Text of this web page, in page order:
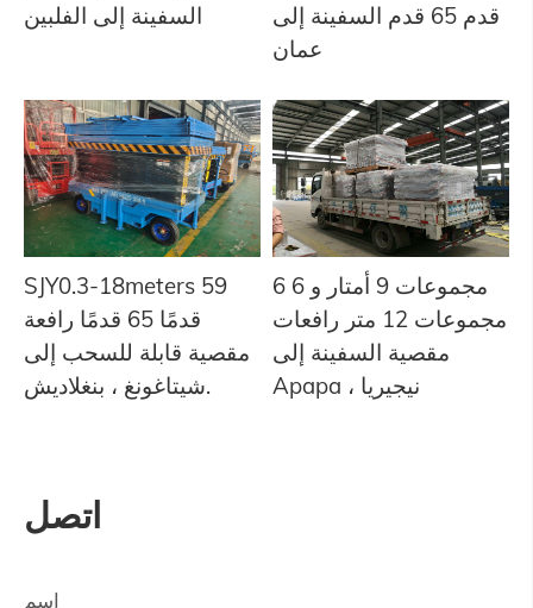
السفينة إلى الفلبين
قدم 65 قدم السفينة إلى
عمان
SJY0.3-18meters 59
قدمًا 65 قدمًا رافعة
مقصية قابلة للسحب إلى
شيتاغونغ ، بنغلاديش.
6 مجموعات 9 أمتار و 6
مجموعات 12 متر رافعات
مقصية السفينة إلى
Apapa ، نيجيريا
اتصل
اسم